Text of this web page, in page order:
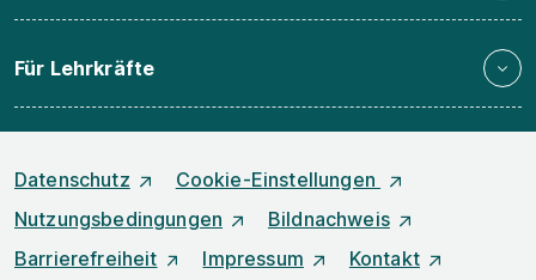
Für Lehrkräfte
Datenschutz
Cookie-Einstellungen
Nutzungsbedingungen
Bildnachweis
Barrierefreiheit
Impressum Kontakt